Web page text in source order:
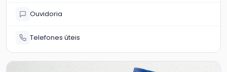
Ouvidoria
Telefones úteis